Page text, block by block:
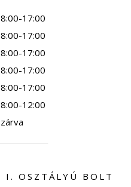
8:00-17:00
8:00-17:00
8:00-17:00
8:00-17:00
8:00-17:00
8:00-12:00
zárva
I. OSZTÁLYÚ BOLT